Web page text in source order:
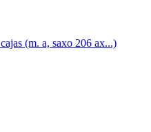
(m. a, saxo 206 ax...)